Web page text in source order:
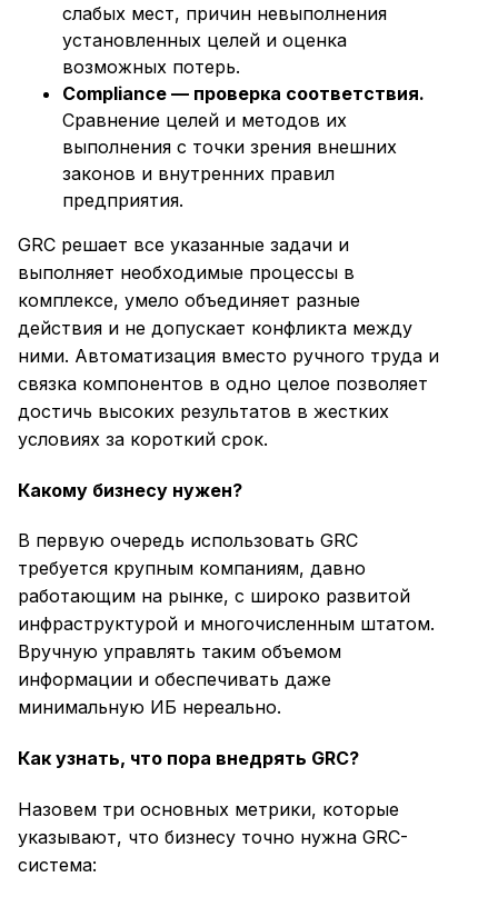
слабых мест, причин невыполнения
установленных целей и оценка
возможных потерь.
Compliance — проверка соответствия.
Сравнение целей и методов их
выполнения с точки зрения внешних
законов и внутренних правил
предприятия.
GRC решает все указанные задачи и
выполняет необходимые процессы в
комплексе, умело объединяет разные
действия и не допускает конфликта между
ними. Автоматизация вместо ручного труда и
связка компонентов в одно целое позволяет
достичь высоких результатов в жестких
условиях за короткий срок.
Какому бизнесу нужен?
В первую очередь использовать GRC
требуется крупным компаниям, давно
работающим на рынке, с широко развитой
инфраструктурой и многочисленным штатом.
Вручную управлять таким объемом
информации и обеспечивать даже
минимальную ИБ нереально.
Как узнать, что пора внедрять GRC?
Назовем три основных метрики, которые
указывают, что бизнесу точно нужна GRC-
система: